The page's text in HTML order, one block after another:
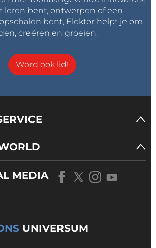
leren bent, ontwerpen of een
bent, Elektor helpt je om
creëren en groeien.
Word ook lid!
MEDIA
UNIVERSUM